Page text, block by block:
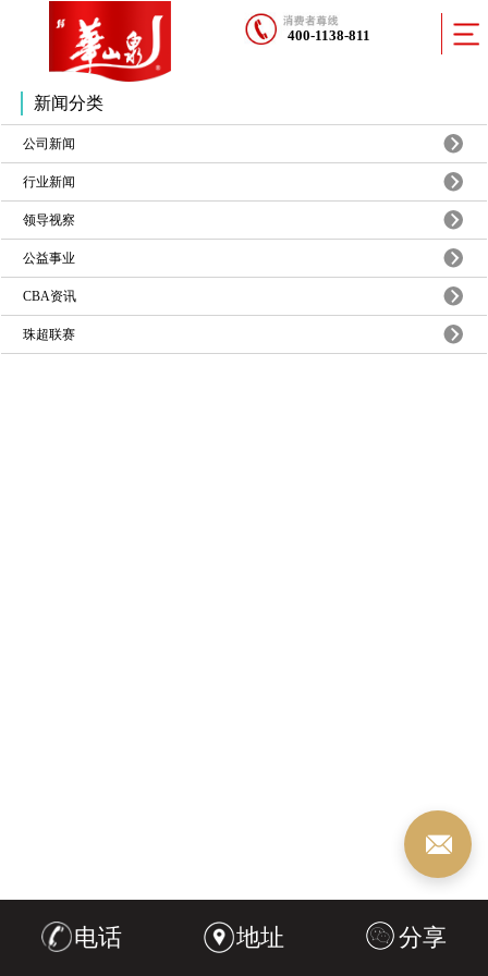
400-1138-811
新闻分类
公司新闻
行业新闻
领导视察
公益事业
CBA资讯
珠超联赛
电话 地址 分享